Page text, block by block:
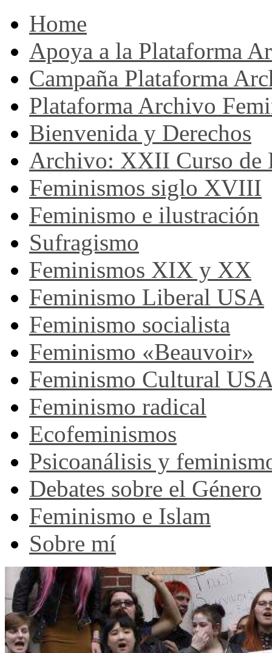
Home
Apoya a la Plataforma
Campaña Plataforma
Plataforma Archivo
Bienvenida y Derechos
Archivo: XXII Curso de
Feminismos siglo XVIII
Feminismo e ilustración
Sufragismo
Feminismos XIX y XX
Feminismo Liberal USA
Feminismo socialista
Feminismo «Beauvoir»
Feminismo Cultural
Feminismo radical
Ecofeminismos
Psicoanálisis y
Debates sobre el Género
Feminismo e Islam
Sobre mí